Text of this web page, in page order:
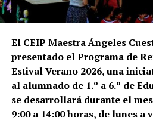
El CEIP Maestra Ángeles
presentado el Programa de
Estival Verano 2026, una
al alumnado de 1.º a 6.º de
se desarrollará durante el
9:00 a 14:00 horas, de lunes a